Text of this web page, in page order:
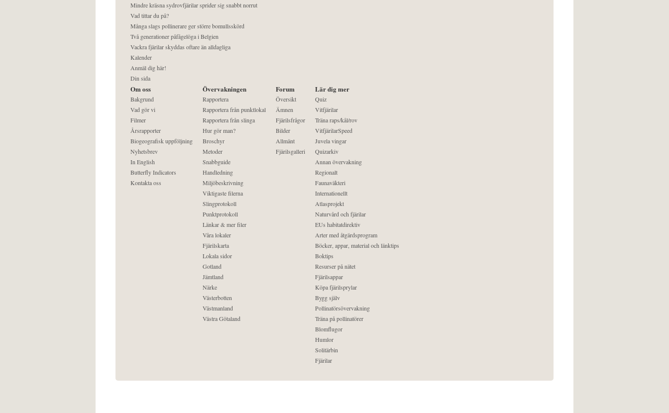
Mindre kräsna sydrovfjärilar sprider sig snabbt norrut
Vad tittar du på?
Många slags pollinerare ger större bomullsskörd
Två generationer påfågelöga i Belgien
Vackra fjärilar skyddas oftare än alldagliga
Kalender
Anmäl dig här!
Din sida
Om oss
Bakgrund
Vad gör vi
Filmer
Årsrapporter
Biogeografisk uppföljning
Nyhetsbrev
In English
Butterfly Indicators
Kontakta oss
Övervakningen
Rapportera
Rapportera från punktlokal
Rapportera från slinga
Hur gör man?
Broschyr
Metoder
Snabbguide
Handledning
Miljöbeskrivning
Viktigaste filerna
Slingprotokoll
Punktprotokoll
Länkar & mer filer
Våra lokaler
Fjärilskarta
Lokala sidor
Gotland
Jämtland
Närke
Västerbotten
Västmanland
Västra Götaland
Forum
Översikt
Ämnen
Fjärilsfrågor
Bilder
Allmänt
Fjärilsgalleri
Lär dig mer
Quiz
Vitfjärilar
Träna raps/kål/rov
VitfjärilarSpeed
Juvela vingar
Quizarkiv
Annan övervakning
Regionalt
Faunaväkteri
Internationellt
Atlasprojekt
Naturvård och fjärilar
EUs habitatdirektiv
Arter med åtgärdsprogram
Böcker, appar, material och länktips
Boktips
Resurser på nätet
Fjärilsappar
Köpa fjärilsprylar
Bygg själv
Pollinatörsövervakning
Träna på pollinatörer
Blomflugor
Humlor
Solitärbin
Fjärilar